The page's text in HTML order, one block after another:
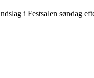
i Festsalen søndag